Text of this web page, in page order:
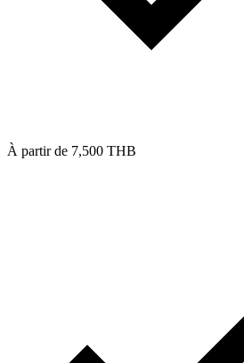
À partir de 7,500 THB